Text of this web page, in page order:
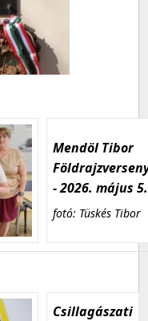
Mendöl Tibor
- 2026. május 5.
fotó: Tüskés Tibor
Csillagászati